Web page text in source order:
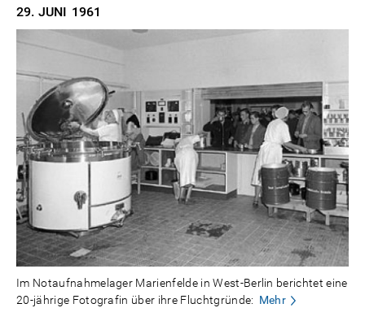
29. JUNI 1961
Im Notaufnahmelager Marienfelde in West-Berlin berichtet eine
20-jährige Fotografin über ihre Fluchtgründe: Mehr